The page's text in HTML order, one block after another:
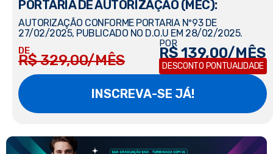
PORTARIA DE AUTORIZAÇÃO (MEC):
AUTORIZAÇÃO CONFORME PORTARIA Nº93 DE
27/02/2025, PUBLICADO NO D.O.U EM 28/02/2025.
DE
R$ 329,00/MÊS
POR
R$ 139,00/MÊS
DESCONTO PONTUALIDADE
INSCREVA-SE JÁ!